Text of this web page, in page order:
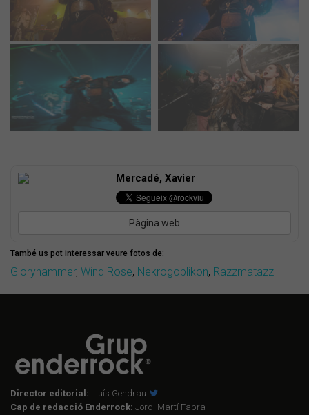
Mercadé, Xavier
Pàgina web
També us pot interessar veure fotos de:
Gloryhammer, Wind Rose, Nekrogoblikon, Razzmatazz
Director editorial: Lluís Gendrau
Cap de redacció Enderrock: Jordi Martí Fabra